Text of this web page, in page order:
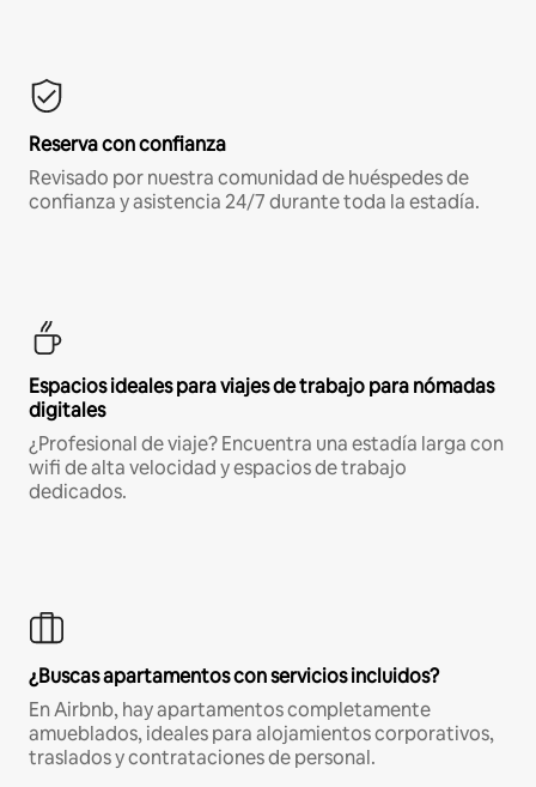
Reserva con confianza
Revisado por nuestra comunidad de huéspedes de
confianza y asistencia 24/7 durante toda la estadía.
Espacios ideales para viajes de trabajo para nómadas
digitales
¿Profesional de viaje? Encuentra una estadía larga con
wifi de alta velocidad y espacios de trabajo
dedicados.
¿Buscas apartamentos con servicios incluidos?
En Airbnb, hay apartamentos completamente
amueblados, ideales para alojamientos corporativos,
traslados y contrataciones de personal.